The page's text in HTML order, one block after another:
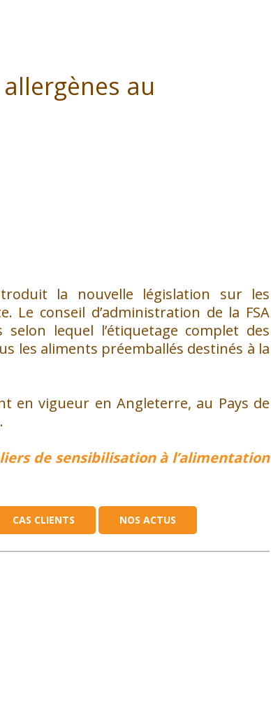
au
la nouvelle législation sur les
Le conseil d’administration de la FSA
selon lequel l’étiquetage complet des
les aliments préemballés destinés à la
en vigueur en Angleterre, au Pays de
de sensibilisation à l’alimentation
CAS CLIENTS NOS ACTUS